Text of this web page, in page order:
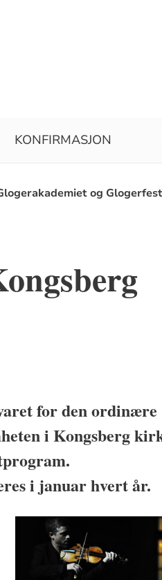
KONFIRMASJON
og
for den ordinære
i Kongsberg
i januar hvert år.